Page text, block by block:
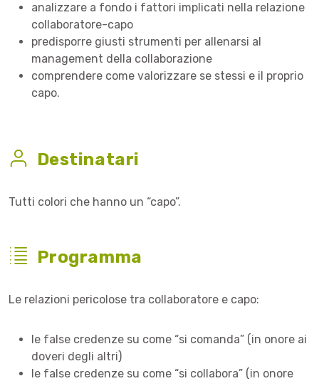
analizzare a fondo i fattori implicati nella relazione
collaboratore-capo
predisporre giusti strumenti per allenarsi al
management della collaborazione
comprendere come valorizzare se stessi e il proprio
capo.
Destinatari
Tutti colori che hanno un “capo”.
Programma
Le relazioni pericolose tra collaboratore e capo:
le false credenze su come “si comanda” (in onore ai
doveri degli altri)
le false credenze su come “si collabora” (in onore